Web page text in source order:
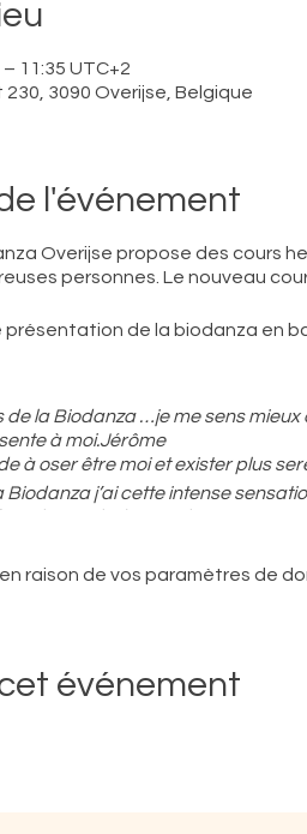
11:35 UTC+2
3090 Overijse, Belgique
l'événement
Overijse propose des cours
personnes. Le nouveau
présentation de la biodanza en
de la Biodanza …je me sens
à moi.Jérôme
à oser être moi et exister plus
Biodanza j’ai cette intense
où tout le monde dansait.
propre et dans la
raison de vos paramètres de
événement